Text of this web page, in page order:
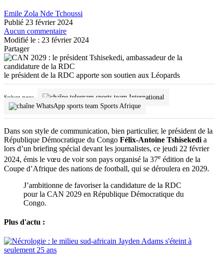
Emile Zola Nde Tchoussi
Publié 23 février 2024
Aucun commentaire
Modifié le : 23 février 2024
Partager
le président de la RDC apporte son soutien aux Léopards
Suivez-nous
International
Sports Afrique
Dans son style de communication, bien particulier, le président de la
République Démocratique du Congo Félix-Antoine Tshisekedia
lors d’un briefing spécial devant les journalistes, ce jeudi 22 février
2024, émis le vœu de voir son pays organisé la 37e édition de la
Coupe d’Afrique des nations de football, qui se déroulera en 2029.
J’ambitionne de favoriser la candidature de la RDC
pour la CAN 2029 en République Démocratique du
Congo.
Plus d'actu :